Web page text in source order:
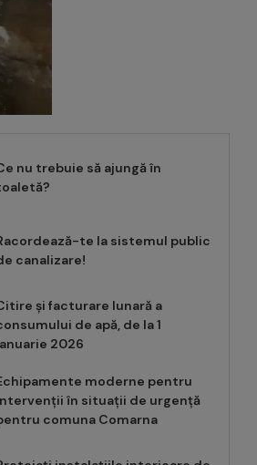
nu trebuie să ajungă în
te la sistemul public
canalizare!
și facturare lunară a
de apă, de la 1
2026
moderne pentru
în situații de urgență
comuna Comarna